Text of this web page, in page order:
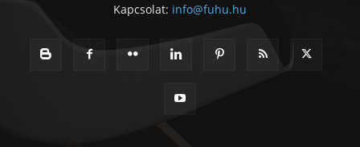
Kapcsolat: info@fuhu.hu